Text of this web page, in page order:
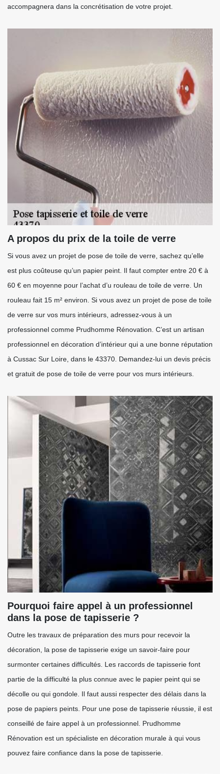
accompagnera dans la concrétisation de votre projet.
A propos du prix de la toile de verre
Si vous avez un projet de pose de toile de verre, sachez qu’elle
est plus coûteuse qu’un papier peint. Il faut compter entre 20 € à
60 € en moyenne pour l’achat d’u rouleau de toile de verre. Un
rouleau fait 15 m² environ. Si vous avez un projet de pose de toile
de verre sur vos murs intérieurs, adressez-vous à un
professionnel comme Prudhomme Rénovation. C’est un artisan
professionnel en décoration d’intérieur qui a une bonne réputation
à Cussac Sur Loire, dans le 43370. Demandez-lui un devis précis
et gratuit de pose de toile de verre pour vos murs intérieurs.
Pourquoi faire appel à un professionnel
dans la pose de tapisserie ?
Outre les travaux de préparation des murs pour recevoir la
décoration, la pose de tapisserie exige un savoir-faire pour
surmonter certaines difficultés. Les raccords de tapisserie font
partie de la difficulté la plus connue avec le papier peint qui se
décolle ou qui gondole. Il faut aussi respecter des délais dans la
pose de papiers peints. Pour une pose de tapisserie réussie, il est
conseillé de faire appel à un professionnel. Prudhomme
Rénovation est un spécialiste en décoration murale à qui vous
pouvez faire confiance dans la pose de tapisserie.